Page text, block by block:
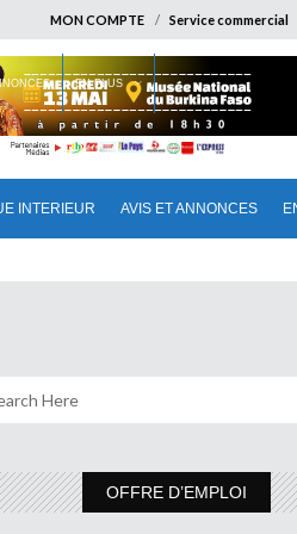
MON COMPTE Service commercial
INTERIEUR AVIS ET ANNONCES
EN PLUS
OFFRE D’EMPLOI